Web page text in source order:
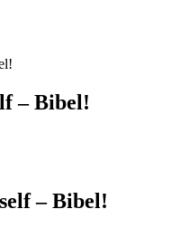
– Bibel!
– Bibel!